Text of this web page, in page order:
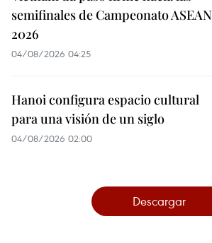
semifinales de Campeonato ASEAN
2026
04/08/2026 04:25
Hanoi configura espacio cultural
para una visión de un siglo
04/08/2026 02:00
Descargar